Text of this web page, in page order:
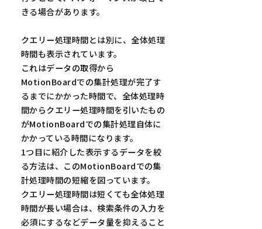
きる場合があります。
クエリー処理時間とは別に、全体処理
時間も表示されています。
これはデータの取得から
MotionBoardでの集計処理が完了す
るまでにかかった時間で、全体処理時
間からクエリー処理時間を引いたもの
がMotionBoardでの集計処理自体に
かかっている時間になります。
1つ目に紹介した表示するデータを絞
る方法は、このMotionBoardでの集
計処理時間の短縮を図っています。
クエリー処理時間は短くても全体処理
時間が長い場合は、検索条件の入力を
必須にするなどデータ量を抑えること